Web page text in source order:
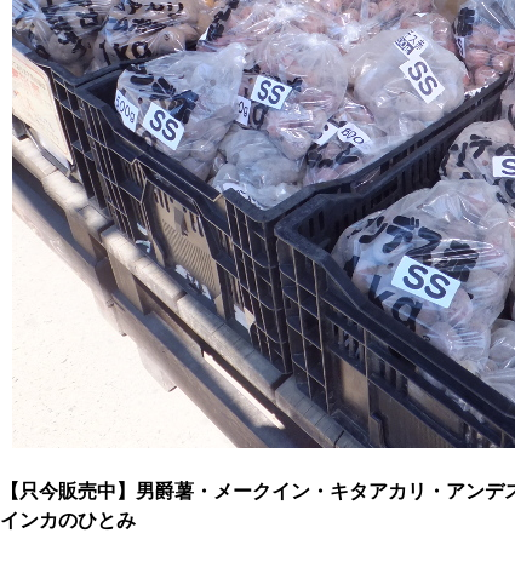
【只今販売中】男爵薯・メークイン・キタアカリ・アンデ
インカのひとみ